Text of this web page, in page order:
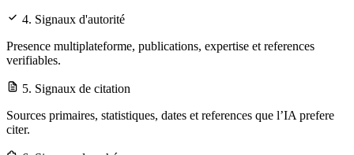
4. Signaux d'autorité
Presence multiplateforme, publications, expertise et references
verifiables.
5. Signaux de citation
Sources primaires, statistiques, dates et references que l’IA prefere
citer.